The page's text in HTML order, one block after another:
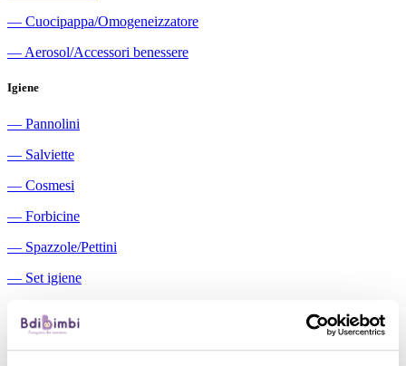
― Cuocipappa/Omogeneizzatore
― Aerosol/Accessori benessere
Igiene
― Pannolini
― Salviette
― Cosmesi
― Forbicine
― Spazzole/Pettini
― Set igiene
Aspiratori nasali manuali